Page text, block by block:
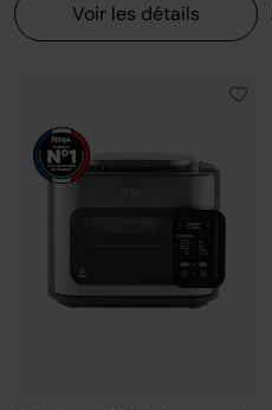
Voir les détails